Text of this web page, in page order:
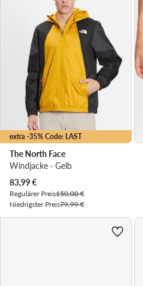
extra -35% Code: LAST
The North Face
Windjacke · Gelb
Aktueller Preis
83,99€
Regulärer Preis150,00 €
Niedrigster Preis79,99 €